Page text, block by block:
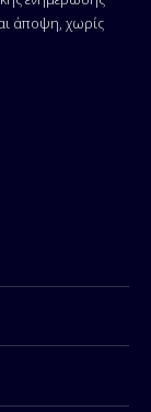
άποψη, χωρίς